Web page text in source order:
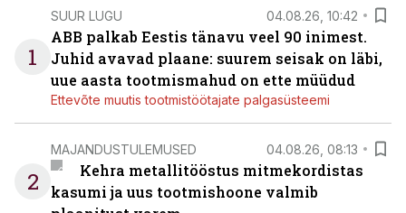
1
SUUR LUGU 04.08.26, 10:42
ABB palkab Eestis tänavu veel 90 inimest.
Juhid avavad plaane: suurem seisak on läbi,
uue aasta tootmismahud on ette müüdud
Ettevõte muutis tootmistöötajate palgasüsteemi
2
MAJANDUSTULEMUSED 04.08.26, 08:13
Kehra metallitööstus mitmekordistas
kasumi ja uus tootmishoone valmib